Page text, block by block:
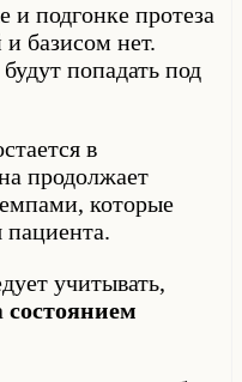
и подгонке протеза
базисом нет.
попадать под
в
продолжает
которые
пациента.
учитывать,
состоянием